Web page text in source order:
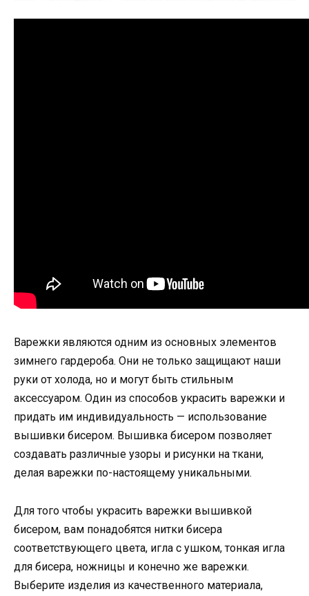
Варежки являются одним из основных элементов
зимнего гардероба. Они не только защищают наши
руки от холода, но и могут быть стильным
аксессуаром. Один из способов украсить варежки и
придать им индивидуальность — использование
вышивки бисером. Вышивка бисером позволяет
создавать различные узоры и рисунки на ткани,
делая варежки по-настоящему уникальными.
Для того чтобы украсить варежки вышивкой
бисером, вам понадобятся нитки бисера
соответствующего цвета, игла с ушком, тонкая игла
для бисера, ножницы и конечно же варежки.
Выберите изделия из качественного материала,